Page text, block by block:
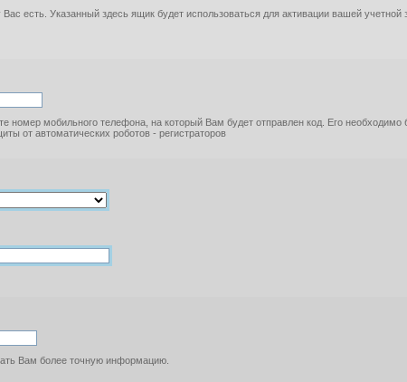
есть. Указанный здесь ящик будет использоваться для активации вашей
номер мобильного телефона, на который Вам будет отправлен код. Его
от автоматических роботов - регистраторов
Вам более точную информацию.